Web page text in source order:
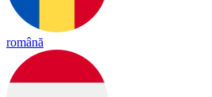
română